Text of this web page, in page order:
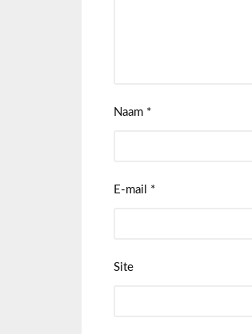
Naam *
E-mail *
Site